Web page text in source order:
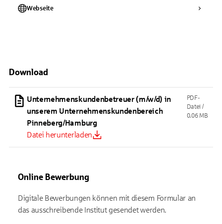
Webseite
Download
Unternehmenskundenbetreuer (m/w/d) in
unserem Unternehmenskundenbereich
Pinneberg/Hamburg
Datei herunterladen
PDF-
Datei /
0.06 MB
Online Bewerbung
Digitale Bewerbungen können mit diesem Formular an
das ausschreibende Institut gesendet werden.